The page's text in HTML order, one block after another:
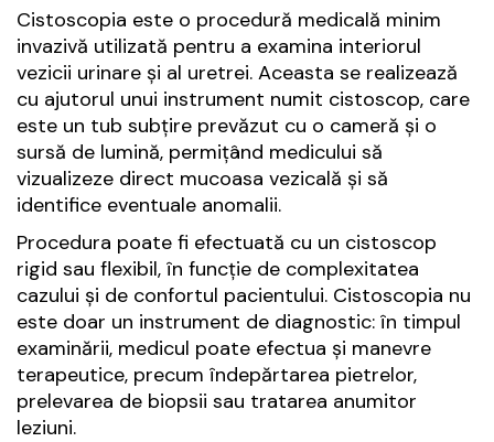
Cistoscopia este o procedură medicală minim
invazivă utilizată pentru a examina interiorul
vezicii urinare și al uretrei. Aceasta se realizează
cu ajutorul unui instrument numit cistoscop, care
este un tub subțire prevăzut cu o cameră și o
sursă de lumină, permițând medicului să
vizualizeze direct mucoasa vezicală și să
identifice eventuale anomalii.
Procedura poate fi efectuată cu un cistoscop
rigid sau flexibil, în funcție de complexitatea
cazului și de confortul pacientului. Cistoscopia nu
este doar un instrument de diagnostic: în timpul
examinării, medicul poate efectua și manevre
terapeutice, precum îndepărtarea pietrelor,
prelevarea de biopsii sau tratarea anumitor
leziuni.